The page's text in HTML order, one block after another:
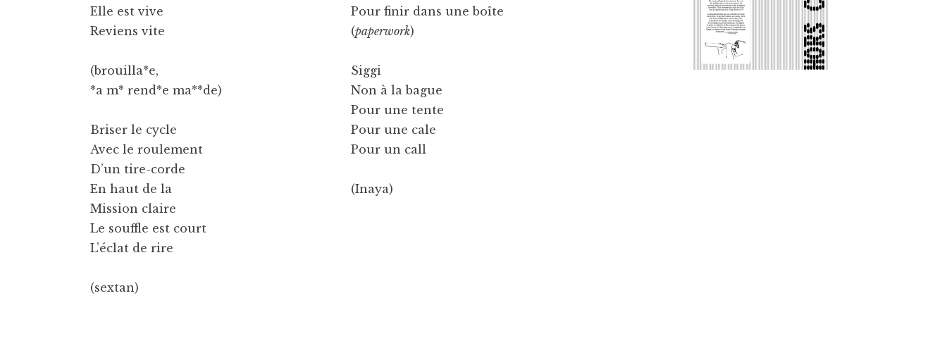
Elle est vive
Reviens vite
(brouilla*e,
*a m* rend*e ma**de)
Briser le cycle
Avec le roulement
D’un tire-corde
En haut de la
Mission claire
Le souffle est court
L’éclat de rire
(sextan)
Pour finir dans une boîte
(paperwork)
Siggi
Non à la bague
Pour une tente
Pour une cale
Pour un call
(Inaya)